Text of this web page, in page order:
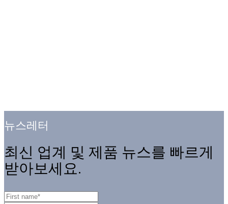
뉴스레터
최신 업계 및 제품 뉴스를 빠르게
받아보세요.